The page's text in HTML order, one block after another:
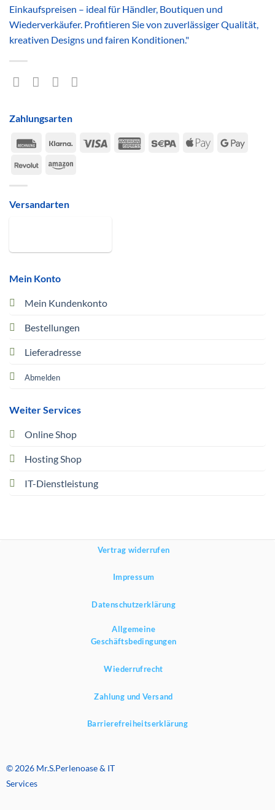
Einkaufspreisen – ideal für Händler, Boutiquen und
Wiederverkäufer. Profitieren Sie von zuverlässiger Qualität,
kreativen Designs und fairen Konditionen."
Mein Konto
Mein Kundenkonto
Bestellungen
Lieferadresse
Abmelden
Weiter Services
Online Shop
Hosting Shop
IT-Dienstleistung
Zahlungsarten
Rechung
Klarna Visa
American Sepa
Apple
Google
RevolutAmazon
Versandarten
Vertrag widerrufen
Impressum
Datenschutzerklärung
Allgemeine
Geschäftsbedingungen
Wiederrufrecht
Zahlung und Versand
Barrierefreiheitserklärung
© 2026 Mr.S.Perlenoase & IT
Services